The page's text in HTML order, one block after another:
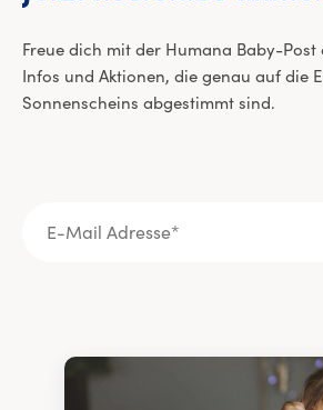
Freue dich mit der Humana Baby-
Infos und Aktionen, die genau auf die
Sonnenscheins abgestimmt sind.